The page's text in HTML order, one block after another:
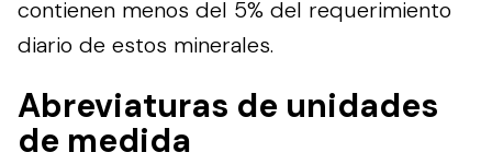
contienen menos del 5% del requerimiento
diario de estos minerales.
Abreviaturas de unidades
de medida